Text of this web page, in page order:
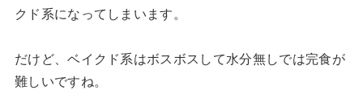
クド系になってしまいます。
だけど、ベイクド系はボスボスして水分無しでは完食が
難しいですね。